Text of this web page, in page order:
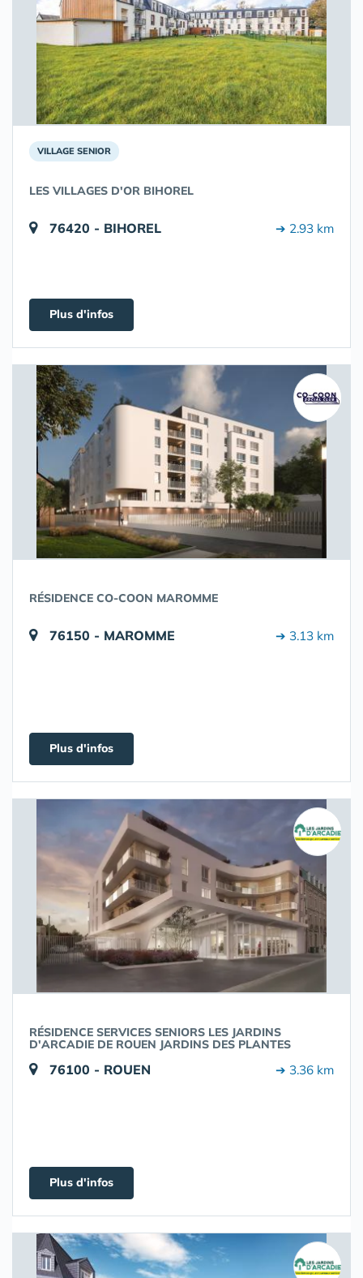
VILLAGE SENIOR
LES VILLAGES D'OR BIHOREL
76420 - BIHOREL ➔ 2.93 km
Plus d'infos
RÉSIDENCE CO-COON MAROMME
76150 - MAROMME ➔ 3.13 km
Plus d'infos
RÉSIDENCE SERVICES SENIORS LES JARDINS
D'ARCADIE DE ROUEN JARDINS DES PLANTES
76100 - ROUEN ➔ 3.36 km
Plus d'infos